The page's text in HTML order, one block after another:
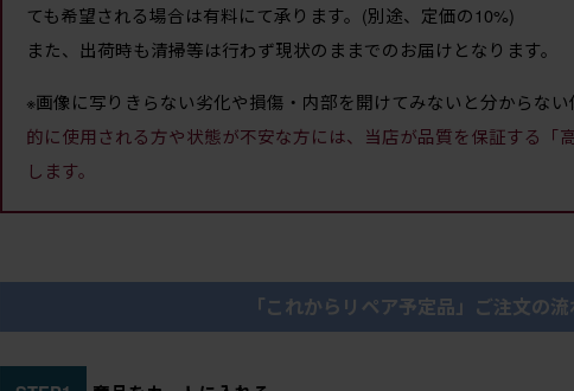
ても希望される場合は有料にて承ります。(別途、定価の10%)
また、出荷時も清掃等は行わず現状のままでのお届けとなります。
※画像に写りきらない劣化や損傷・内部を開けてみないと分からない
的に使用される方や状態が不安な方には、当店が品質を保証する「
します。
「これからリペア予定品」ご注文の